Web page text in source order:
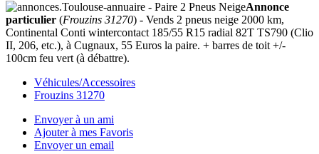
Annonce
particulier (Frouzins 31270) - Vends 2 pneus neige 2000 km,
Continental Conti wintercontact 185/55 R15 radial 82T TS790 (Clio
II, 206, etc.), à Cugnaux, 55 Euros la paire. + barres de toit +/-
100cm feu vert (à débattre).
Véhicules/Accessoires
Frouzins 31270
Envoyer à un ami
Ajouter à mes Favoris
Envoyer un email